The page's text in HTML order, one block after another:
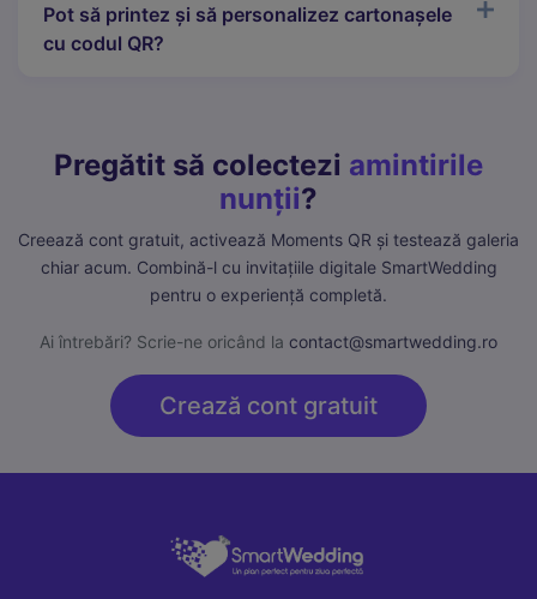
Pot să printez și să personalizez cartonașele
cu codul QR?
Pregătit să colectezi amintirile
nunții?
Creează cont gratuit, activează Moments QR și testează galeria
chiar acum. Combină-l cu invitațiile digitale SmartWedding
pentru o experiență completă.
Ai întrebări? Scrie-ne oricând la contact@smartwedding.ro
Crează cont gratuit